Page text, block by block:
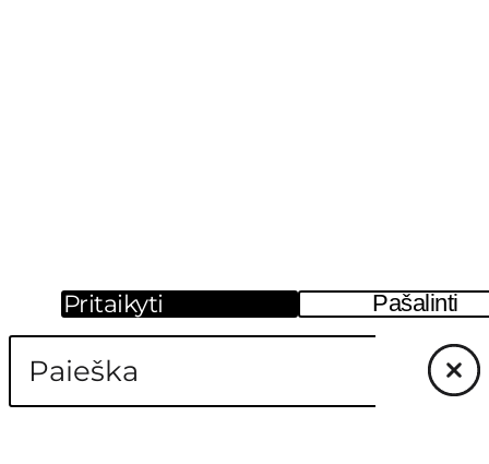
Pritaikyti Pašalinti